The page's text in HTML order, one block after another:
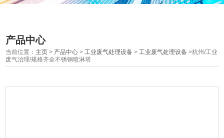
产品中心
当前位置： 主页 > 产品中心 >工业废气处理设备 >工业废气处理设备 >杭州/工业
废气治理/规格齐全不锈钢喷淋塔